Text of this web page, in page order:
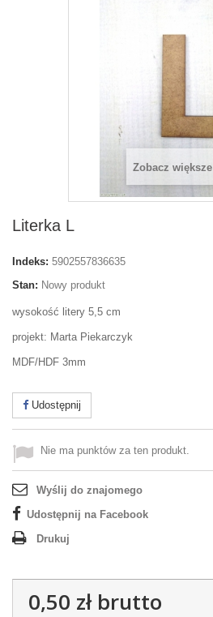
Zobacz większe
Literka L
Indeks: 5902557836635
Stan: Nowy produkt
wysokość litery 5,5 cm
projekt: Marta Piekarczyk
MDF/HDF 3mm
Udostępnij
Nie ma punktów za ten produkt.
Wyślij do znajomego
Udostępnij na Facebook
Drukuj
0,50 złbrutto